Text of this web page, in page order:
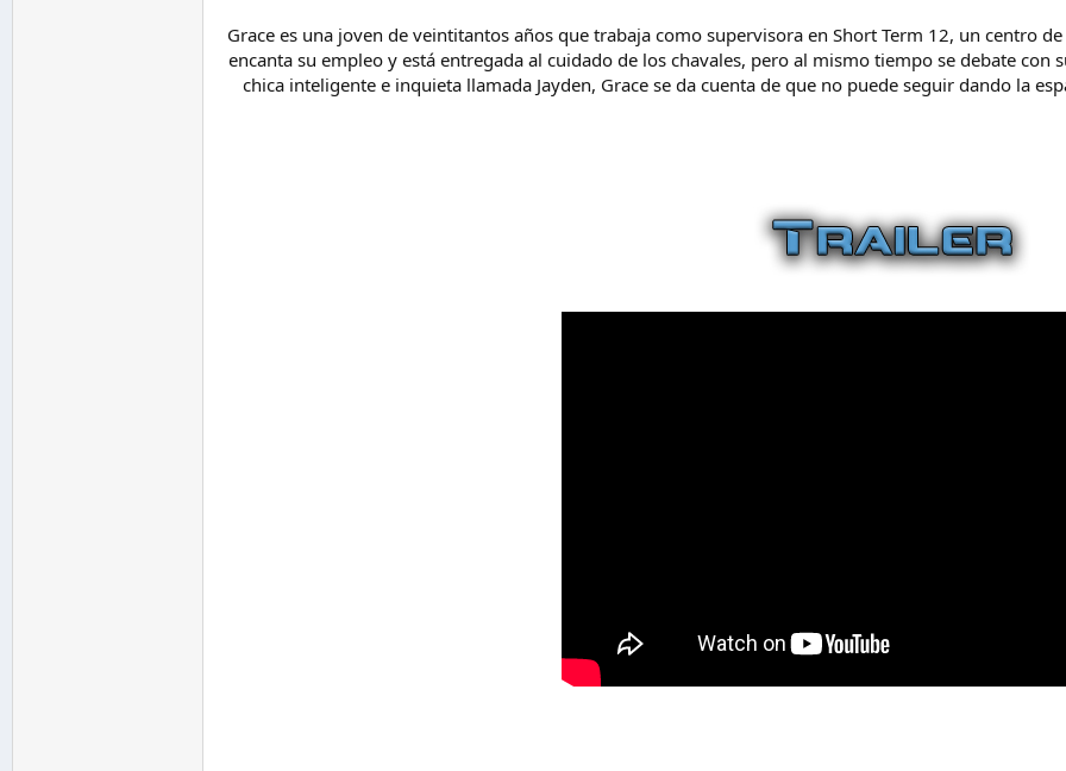
Grace es una joven de veintitantos años que trabaja como supervisora en Short Term 12, un centro
encanta su empleo y está entregada al cuidado de los chavales, pero al mismo tiempo se debate
chica inteligente e inquieta llamada Jayden, Grace se da cuenta de que no puede seguir dando la